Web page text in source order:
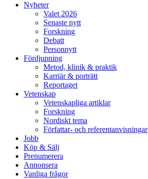
Nyheter
Valet 2026
Senaste nytt
Forskning
Debatt
Personnytt
Fördjupning
Metod, klinik & praktik
Karriär & porträtt
Reportaget
Vetenskap
Vetenskapliga artiklar
Forskning
Nordiskt tema
Författar- och referentanvisningar
Jobb
Köp & Sälj
Prenumerera
Annonsera
Vanliga frågor